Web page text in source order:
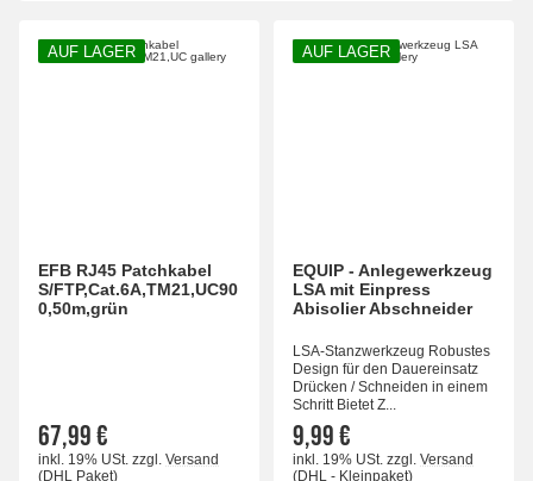
AUF LAGER
EFB RJ45 Patchkabel
S/FTP,Cat.6A,TM21,UC90
0,50m,grün
67,99 €
inkl. 19% USt. zzgl. Versand
(DHL Paket)
AUF LAGER
EQUIP - Anlegewerkzeug
LSA mit Einpress
Abisolier Abschneider
LSA-Stanzwerkzeug Robustes
Design für den Dauereinsatz
Drücken / Schneiden in einem
Schritt Bietet Z...
9,99 €
inkl. 19% USt. zzgl. Versand
(DHL - Kleinpaket)